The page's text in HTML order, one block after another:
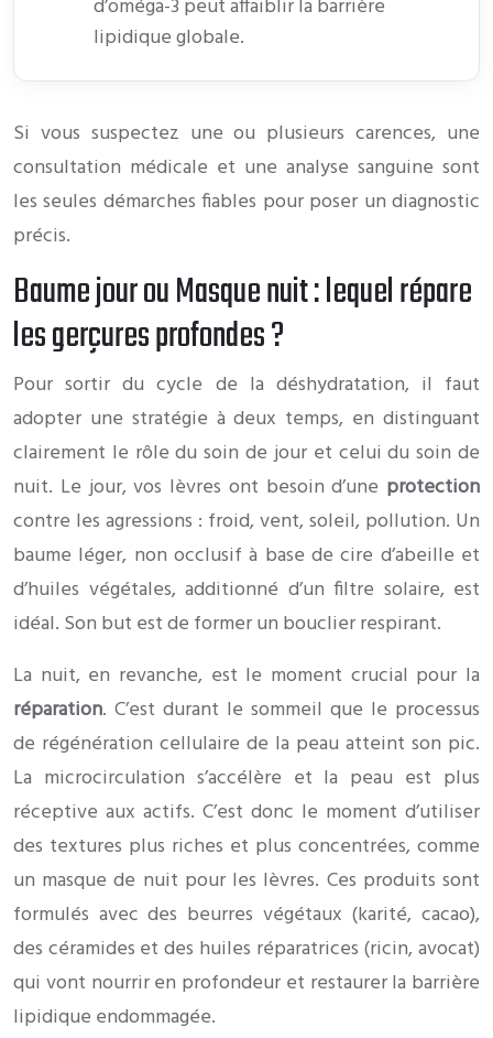
d’oméga-3 peut affaiblir la barrière
lipidique globale.
Si vous suspectez une ou plusieurs carences, une
consultation médicale et une analyse sanguine sont
les seules démarches fiables pour poser un diagnostic
précis.
Baume jour ou Masque nuit : lequel répare
les gerçures profondes ?
Pour sortir du cycle de la déshydratation, il faut
adopter une stratégie à deux temps, en distinguant
clairement le rôle du soin de jour et celui du soin de
nuit. Le jour, vos lèvres ont besoin d’une protection
contre les agressions : froid, vent, soleil, pollution. Un
baume léger, non occlusif à base de cire d’abeille et
d’huiles végétales, additionné d’un filtre solaire, est
idéal. Son but est de former un bouclier respirant.
La nuit, en revanche, est le moment crucial pour la
réparation. C’est durant le sommeil que le processus
de régénération cellulaire de la peau atteint son pic.
La microcirculation s’accélère et la peau est plus
réceptive aux actifs. C’est donc le moment d’utiliser
des textures plus riches et plus concentrées, comme
un masque de nuit pour les lèvres. Ces produits sont
formulés avec des beurres végétaux (karité, cacao),
des céramides et des huiles réparatrices (ricin, avocat)
qui vont nourrir en profondeur et restaurer la barrière
lipidique endommagée.